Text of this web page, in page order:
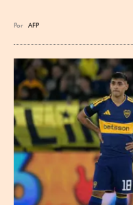
Por AFP